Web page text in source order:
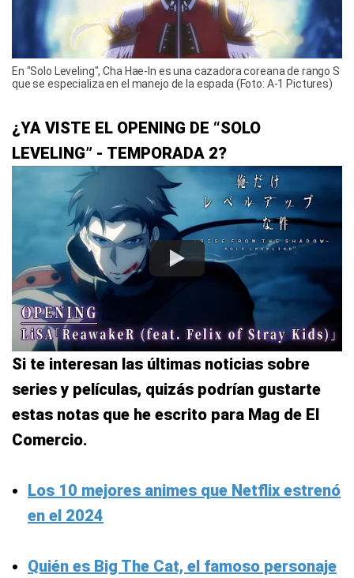
En "Solo Leveling", Cha Hae-In es una cazadora coreana de rango S
que se especializa en el manejo de la espada (Foto: A-1 Pictures)
¿YA VISTE EL OPENING DE “SOLO
LEVELING” - TEMPORADA 2?
Si te interesan las últimas noticias sobre
series y películas, quizás podrían gustarte
estas notas que he escrito para Mag de El
Comercio.
Los 10 mejores animes que Netflix estrenó
en el 2024
Quién es Big The Cat, el famoso personaje